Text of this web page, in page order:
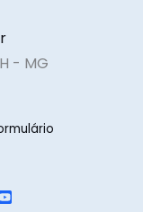
- MG